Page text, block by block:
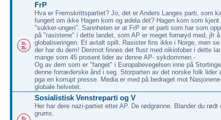
FrP
Hva er Fremskrittspartiet? Jo, det er Anders Langes parti, som
fungert om ikke Hagen kom og ødela det? Hagen kom som kjent
"sukker-ungen". Sannheten er at FrP er et parti som har som
på "rasistene" i dette landet, som AP er meget fornøyd med, jfr
globaliseringen. Et avtalt spill. Rasister fins ikke i Norge, men
der har du dem! Derimot finnes det flust med oikiofober i dette
mange som 45 prosent lider av denne AP- sykdommen.-
Og av dem som er "fanget" i Europabevegelsen inne på
denne forræderske ånd i seg. Storparten av det norske folk lider
pga en korrupt presse. Media er med på bedraget mot
globale helvetet.
Sosialistisk Venstreparti og V
Her har dere nazi-partiet etter AP. De rødgrønne. Blander du rødt
grums.